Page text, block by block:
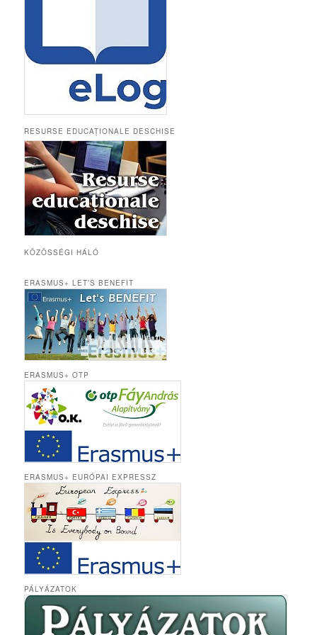
RESURSE EDUCAȚIONALE DESCHISE
KÖZÖSSÉGI HÁLÓ
ERASMUS+ LET’S BENEFIT
ERASMUS+ OTP
ERASMUS+ EURÓPAI EXPRESSZ
PÁLYÁZATOK